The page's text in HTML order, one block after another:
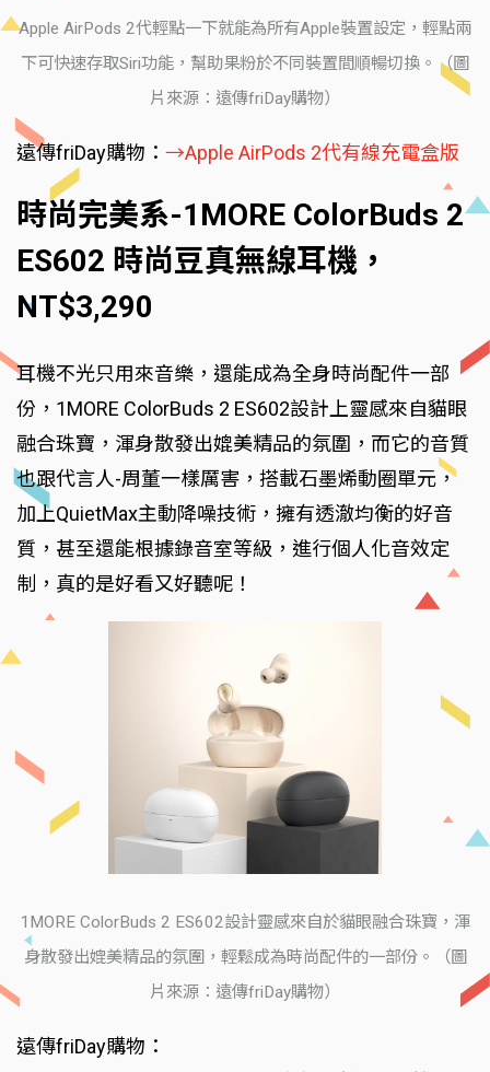
Apple AirPods 2代輕點一下就能為所有Apple裝置設定，輕點兩
下可快速存取Siri功能，幫助果粉於不同裝置間順暢切換。（圖
片來源：遠傳friDay購物）
遠傳friDay購物： →Apple AirPods 2代有線充電盒版
時尚完美系-1MORE ColorBuds 2
ES602 時尚豆真無線耳機，
NT$3,290
耳機不光只用來音樂，還能成為全身時尚配件一部
份，1MORE ColorBuds 2 ES602設計上靈感來自貓眼
融合珠寶，渾身散發出媲美精品的氛圍，而它的音質
也跟代言人-周董一樣厲害，搭載石墨烯動圈單元，
加上QuietMax主動降噪技術，擁有透澈均衡的好音
質，甚至還能根據錄音室等級，進行個人化音效定
制，真的是好看又好聽呢！
1MORE ColorBuds 2 ES602設計靈感來自於貓眼融合珠寶，渾
身散發出媲美精品的氛圍，輕鬆成為時尚配件的一部份。（圖
片來源：遠傳friDay購物）
遠傳friDay購物：